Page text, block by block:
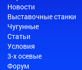
Новости
Выставочные станки
Чугунные
Статьи
Условия
3-х осевые
Форум